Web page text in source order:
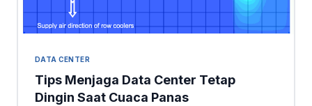
DATA CENTER
Tips Menjaga Data Center Tetap
Dingin Saat Cuaca Panas